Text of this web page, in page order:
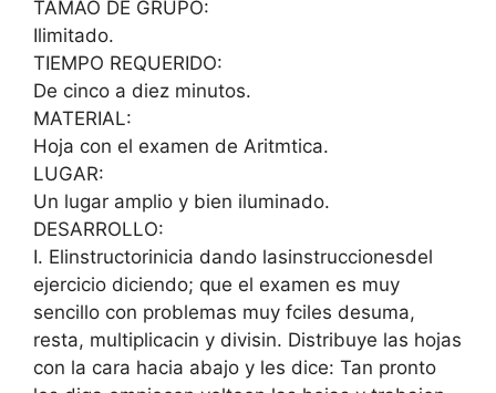
TAMAO DE GRUPO:
Ilimitado.
TIEMPO REQUERIDO:
De cinco a diez minutos.
MATERIAL:
Hoja con el examen de Aritmtica.
LUGAR:
Un lugar amplio y bien iluminado.
DESARROLLO:
I. Elinstructorinicia dando lasinstruccionesdel
ejercicio diciendo; que el examen es muy
sencillo con problemas muy fciles desuma,
resta, multiplicacin y divisin. Distribuye las hojas
con la cara hacia abajo y les dice: Tan pronto